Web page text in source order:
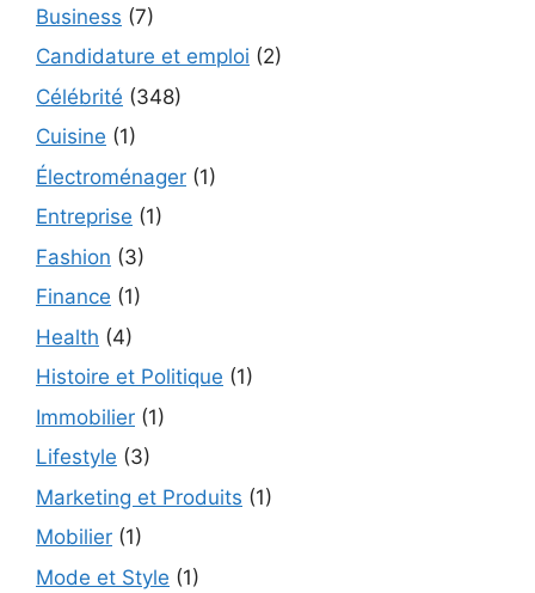
Business (7)
Candidature et emploi (2)
Célébrité (348)
Cuisine (1)
Électroménager (1)
Entreprise (1)
Fashion (3)
Finance (1)
Health (4)
Histoire et Politique (1)
Immobilier (1)
Lifestyle (3)
Marketing et Produits (1)
Mobilier (1)
Mode et Style (1)